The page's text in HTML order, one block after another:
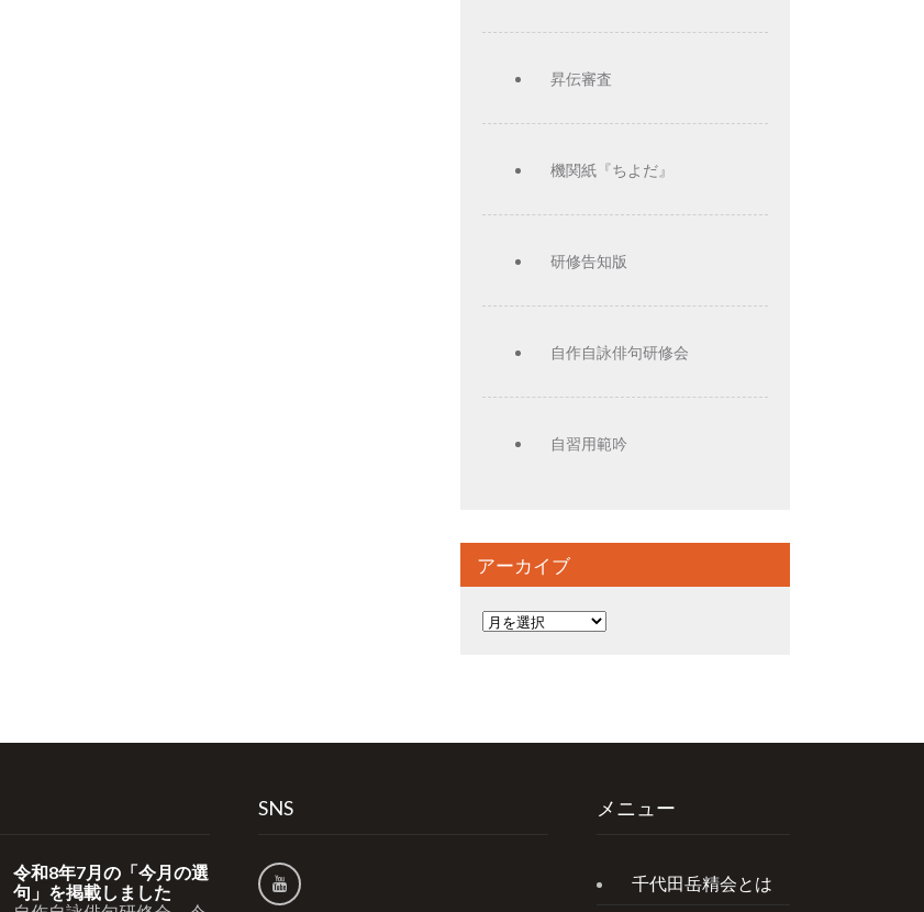
昇伝審査
機関紙『ちよだ』
研修告知版
自作自詠俳句研修会
自習用範吟
アーカイブ
ア
令和8年7月の「今月の選
句」を掲載しました
SNS メニュー
千代田岳精会とは